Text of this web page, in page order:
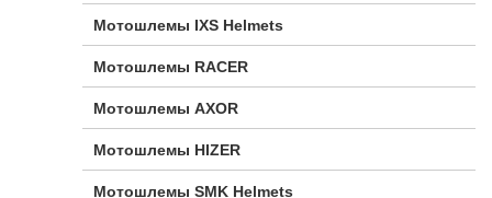
Мотошлемы IXS Helmets
Мотошлемы RACER
Мотошлемы AXOR
Мотошлемы HIZER
Мотошлемы SMK Helmets